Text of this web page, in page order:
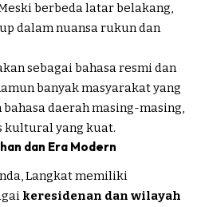
berbeda latar belakang,
dalam nuansa rukun dan
sebagai bahasa resmi dan
banyak masyarakat yang
daerah masing-masing,
kultural yang kuat.
dan Era Modern
Langkat memiliki
keresidenan dan wilayah